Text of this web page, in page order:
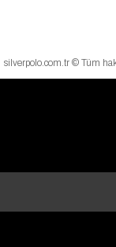
silverpolo.com.tr © Tüm